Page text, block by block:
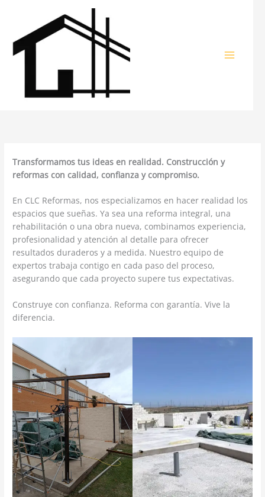
contenido
Transformamos tus ideas en realidad. Construcción y
reformas con calidad, confianza y compromiso.
En CLC Reformas, nos especializamos en hacer realidad los
espacios que sueñas. Ya sea una reforma integral, una
rehabilitación o una obra nueva, combinamos experiencia,
profesionalidad y atención al detalle para ofrecer
resultados duraderos y a medida. Nuestro equipo de
expertos trabaja contigo en cada paso del proceso,
asegurando que cada proyecto supere tus expectativas.
Construye con confianza. Reforma con garantía. Vive la
diferencia.